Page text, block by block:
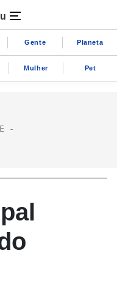
Gente Planeta
Mulher Pet